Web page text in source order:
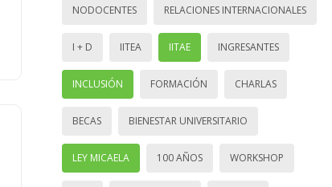
NODOCENTES RELACIONES INTERNACIONALES
I + D IITEA IITAE INGRESANTES
INCLUSIÓN FORMACIÓN CHARLAS
BECAS BIENESTAR UNIVERSITARIO
LEY MICAELA 100 AÑOS WORKSHOP